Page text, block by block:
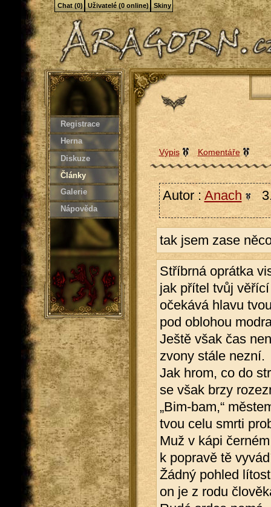
Registrace
Herna
Diskuze
Články
Galerie
Nápověda
Výpis Komentáře
Autor : Anach 3.
tak jsem zase
Stříbrná oprátka
jak přítel tvůj věřící
očekává hlavu
pod oblohou
Ještě však čas
zvony stále nezní.
Jak hrom, co do
se však brzy
„Bim-bam,“
tvou celu smrti
Muž v kápi
k popravě tě
Žádný pohled
on je z rodu
Chat (0) Uživatelé (0 online) Skiny